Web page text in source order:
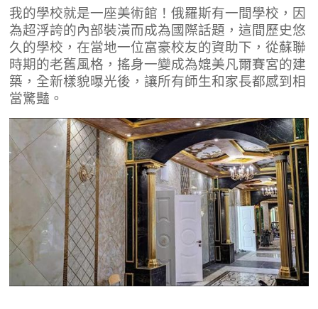
我的學校就是一座美術館！俄羅斯有一間學校，因
為超浮誇的內部裝潢而成為國際話題，這間歷史悠
久的學校，在當地一位富豪校友的資助下，從蘇聯
時期的老舊風格，搖身一變成為媲美凡爾賽宮的建
築，全新樣貌曝光後，讓所有師生和家長都感到相
當驚豔。